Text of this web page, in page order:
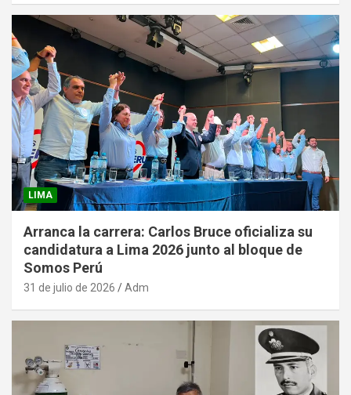
LIMA
Arranca la carrera: Carlos Bruce oficializa su
candidatura a Lima 2026 junto al bloque de
Somos Perú
31 de julio de 2026 Adm